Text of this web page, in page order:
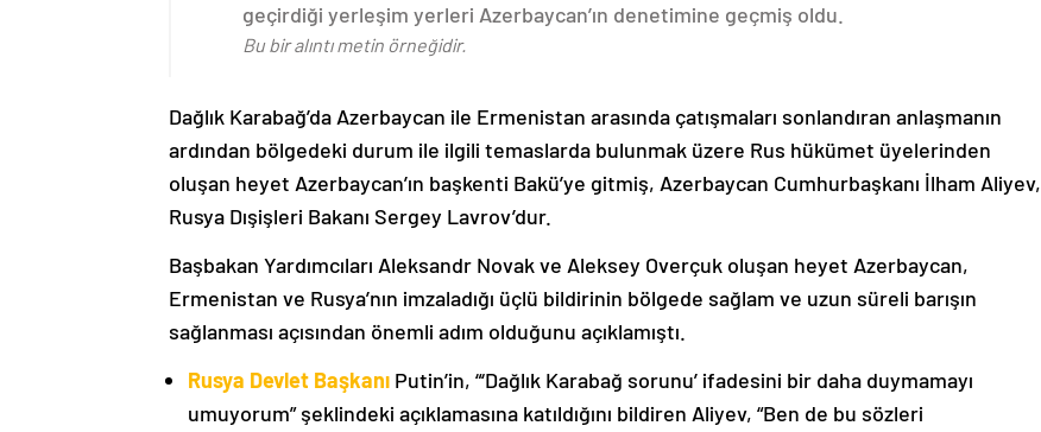
geçirdiği yerleşim yerleri Azerbaycan’ın denetimine geçmiş oldu.
Bu bir alıntı metin örneğidir.
Dağlık Karabağ’da Azerbaycan ile Ermenistan arasında çatışmaları sonlandıran anlaşmanın
ardından bölgedeki durum ile ilgili temaslarda bulunmak üzere Rus hükümet üyelerinden
oluşan heyet Azerbaycan’ın başkenti Bakü’ye gitmiş, Azerbaycan Cumhurbaşkanı İlham Aliyev,
Rusya Dışişleri Bakanı Sergey Lavrov’dur.
Başbakan Yardımcıları Aleksandr Novak ve Aleksey Overçuk oluşan heyet Azerbaycan,
Ermenistan ve Rusya’nın imzaladığı üçlü bildirinin bölgede sağlam ve uzun süreli barışın
sağlanması açısından önemli adım olduğunu açıklamıştı.
Rusya Devlet Başkanı Putin’in, “‘Dağlık Karabağ sorunu’ ifadesini bir daha duymamayı
umuyorum” şeklindeki açıklamasına katıldığını bildiren Aliyev, “Ben de bu sözleri